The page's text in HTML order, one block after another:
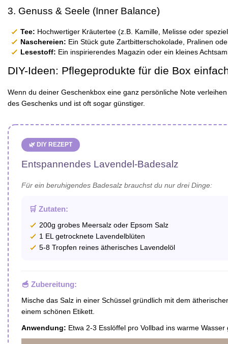
3. Genuss & Seele (Inner Balance)
Tee: Hochwertiger Kräutertee (z.B. Kamille, Melisse oder
Naschereien: Ein Stück gute Zartbitterschokolade, Pralinen
Lesestoff: Ein inspirierendes Magazin oder ein kleines
DIY-Ideen: Pflegeprodukte für die Box
Wenn du deiner Geschenkbox eine ganz persönliche Note
des Geschenks und ist oft sogar günstiger.
🌿 DIY REZEPT
Entspannendes Lavendel-Badesalz
Für ein beruhigendes Badesalz brauchst du nur drei Dinge:
🛒 Zutaten:
200g grobes Meersalz oder Epsom Salz
1 EL getrocknete Lavendelblüten
5-8 Tropfen reines ätherisches Lavendelöl
🥣 Zubereitung:
Mische das Salz in einer Schüssel gründlich mit dem
einem schönen Etikett.
Anwendung: Etwa 2-3 Esslöffel pro Vollbad ins warme Wasser